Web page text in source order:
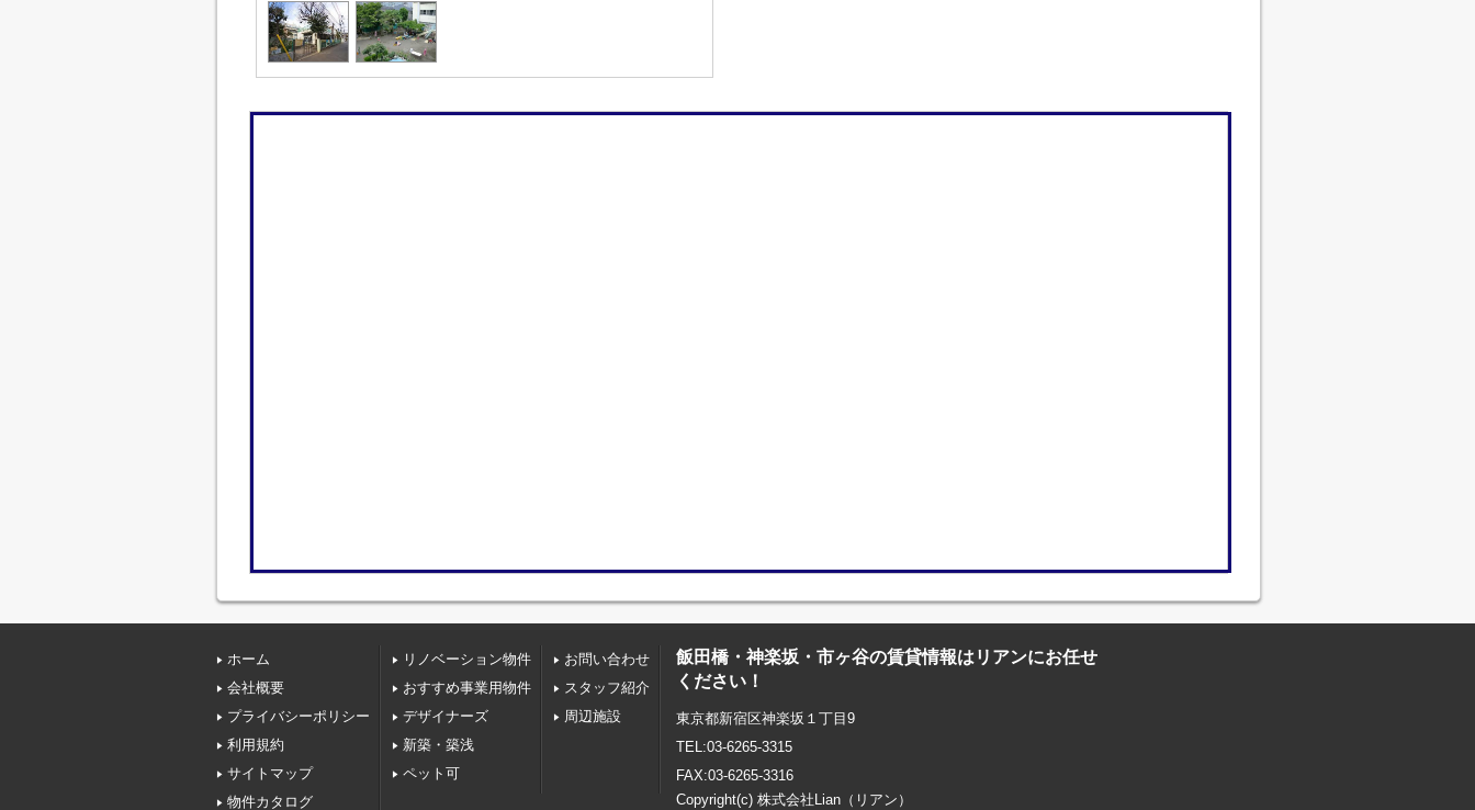
ホーム
会社概要
プライバシーポリシー
利用規約
サイトマップ
物件カタログ
リノベーション物件
おすすめ事業用物件
デザイナーズ
新築・築浅
ペット可
お問い合わせ
スタッフ紹介
周辺施設
飯田橋・神楽坂・市ヶ谷の賃貸情報はリアンにお任せ
ください！
東京都新宿区神楽坂１丁目9
TEL:03-6265-3315
FAX:03-6265-3316
Copyright(c) 株式会社Lian（リアン）